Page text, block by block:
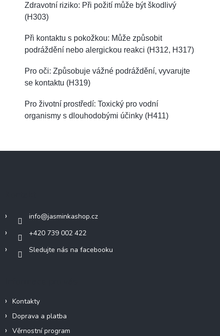
Zdravotní riziko: Při požití může být škodlivý
(H303)
Při kontaktu s pokožkou: Může způsobit
podráždění nebo alergickou reakci (H312, H317)
Pro oči: Způsobuje vážné podráždění, vyvarujte
se kontaktu (H319)
Pro životní prostředí: Toxický pro vodní
organismy s dlouhodobými účinky (H411)
info@jasminkashop.cz
+420 739 002 422
Sledujte nás na facebooku
Kontakty
Doprava a platba
Věrnostní program